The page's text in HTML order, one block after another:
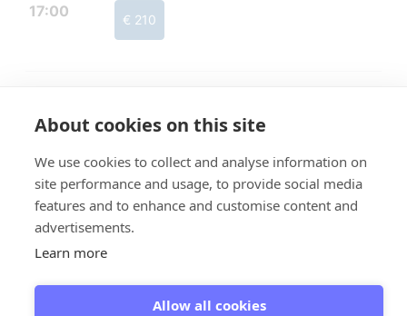
17:00 € 210
About cookies on this site
We use cookies to collect and analyse information on
site performance and usage, to provide social media
features and to enhance and customise content and
advertisements.
Learn more
Allow all cookies